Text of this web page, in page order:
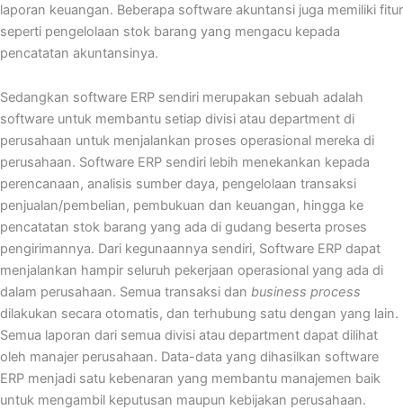
laporan keuangan. Beberapa software akuntansi juga memiliki fitur
seperti pengelolaan stok barang yang mengacu kepada
pencatatan akuntansinya.
Sedangkan software ERP sendiri merupakan sebuah adalah
software untuk membantu setiap divisi atau department di
perusahaan untuk menjalankan proses operasional mereka di
perusahaan. Software ERP sendiri lebih menekankan kepada
perencanaan, analisis sumber daya, pengelolaan transaksi
penjualan/pembelian, pembukuan dan keuangan, hingga ke
pencatatan stok barang yang ada di gudang beserta proses
pengirimannya. Dari kegunaannya sendiri, Software ERP dapat
menjalankan hampir seluruh pekerjaan operasional yang ada di
dalam perusahaan. Semua transaksi dan business process
dilakukan secara otomatis, dan terhubung satu dengan yang lain.
Semua laporan dari semua divisi atau department dapat dilihat
oleh manajer perusahaan. Data-data yang dihasilkan software
ERP menjadi satu kebenaran yang membantu manajemen baik
untuk mengambil keputusan maupun kebijakan perusahaan.